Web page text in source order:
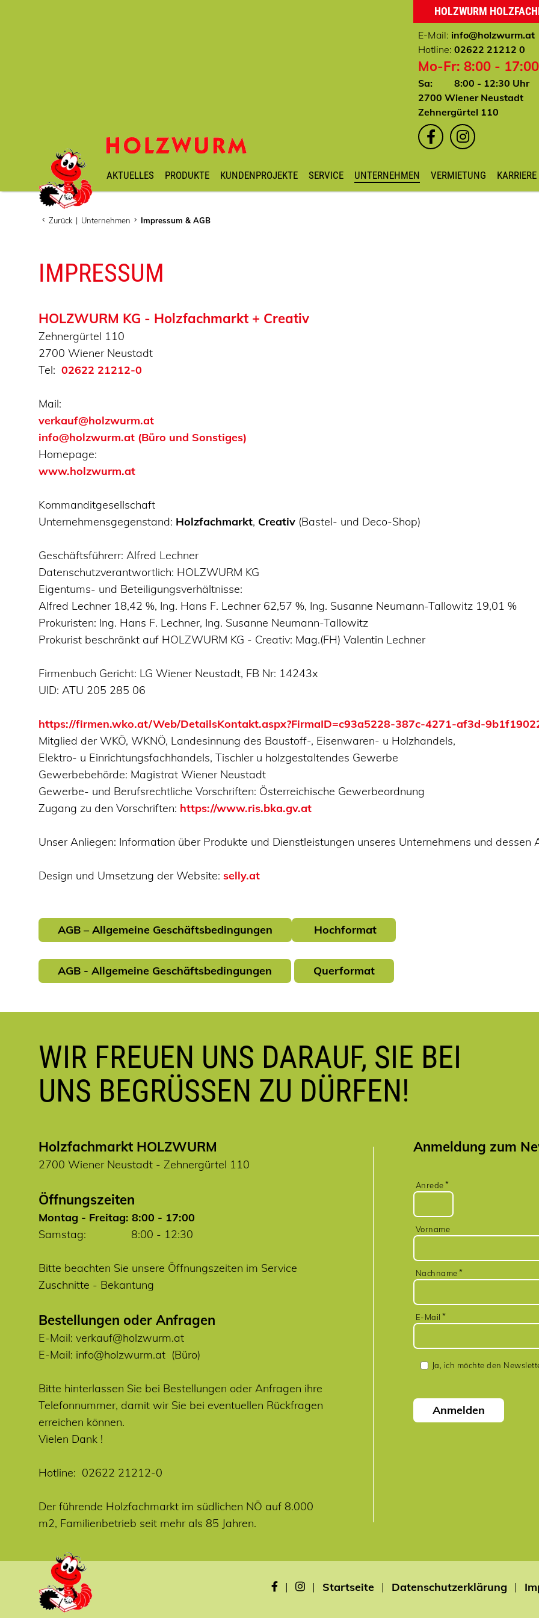
HOLZWURM
E-Mail: info@holzwurm.at
Hotline: 02622 21212 0
Mo-Fr: 8:00 -
Sa: 8:00 - 12:30 Uhr
2700 Wiener Neustadt
Zehnergürtel 110
AKTUELLES PRODUKTE KUNDENPROJEKTE SERVICE UNTERNEHMEN VERMIETUNG KARRIERE
Zurück | Unternehmen Impressum & AGB
IMPRESSUM
HOLZWURM KG - Holzfachmarkt + Creativ
Zehnergürtel 110
2700 Wiener Neustadt
Tel: 02622 21212-0
Mail:
verkauf@holzwurm.at
info@holzwurm.at (Büro und Sonstiges)
Homepage:
www.holzwurm.at
Kommanditgesellschaft
Unternehmensgegenstand: Holzfachmarkt, Creativ (Bastel- und Deco-Shop)
Geschäftsführerr: Alfred Lechner
Datenschutzverantwortlich: HOLZWURM KG
Eigentums- und Beteiligungsverhältnisse:
Alfred Lechner 18,42 %, Ing. Hans F. Lechner 62,57 %, Ing. Susanne Neumann-Tallowitz 19,01 %
Prokuristen: Ing. Hans F. Lechner, Ing. Susanne Neumann-Tallowitz
Prokurist beschränkt auf HOLZWURM KG - Creativ: Mag.(FH) Valentin Lechner
Firmenbuch Gericht: LG Wiener Neustadt, FB Nr: 14243x
UID: ATU 205 285 06
https://firmen.wko.at/Web/DetailsKontakt.aspx?FirmaID=c93a5228-387c-4271-af3d-
Mitglied der WKÖ, WKNÖ, Landesinnung des Baustoff-, Eisenwaren- u Holzhandels,
Elektro- u Einrichtungsfachhandels, Tischler u holzgestaltendes Gewerbe
Gewerbebehörde: Magistrat Wiener Neustadt
Gewerbe- und Berufsrechtliche Vorschriften: Österreichische Gewerbeordnung
Zugang zu den Vorschriften: https://www.ris.bka.gv.at
Unser Anliegen: Information über Produkte und Dienstleistungen unseres Unternehmens und dessen
Design und Umsetzung der Website: selly.at
AGB – Allgemeine Geschäftsbedingungen Hochformat
AGB - Allgemeine Geschäftsbedingungen Querformat
WIR FREUEN UNS DARAUF, SIE BEI
UNS BEGRÜSSEN ZU DÜRFEN!
Holzfachmarkt HOLZWURM
2700 Wiener Neustadt - Zehnergürtel 110
Öffnungszeiten
Montag - Freitag: 8:00 - 17:00
Samstag: 8:00 - 12:30
Bitte beachten Sie unsere Öffnungszeiten im Service
Zuschnitte - Bekantung
Bestellungen oder Anfragen
E-Mail: verkauf@holzwurm.at
E-Mail: info@holzwurm.at (Büro)
Bitte hinterlassen Sie bei Bestellungen oder Anfragen ihre
Telefonnummer, damit wir Sie bei eventuellen Rückfragen
erreichen können.
Vielen Dank !
Hotline: 02622 21212-0
Der führende Holzfachmarkt im südlichen NÖ auf 8.000
m2, Familienbetrieb seit mehr als 85 Jahren.
Anmeldung zum
Anrede
Vorname
Nachname
E-Mail
Ja, ich möchte den
Anmelden
| | Startseite | Datenschutzerklärung |